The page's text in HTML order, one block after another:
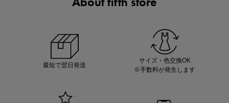
最短で翌日発送
サイズ・色交換OK
※手数料が発生します